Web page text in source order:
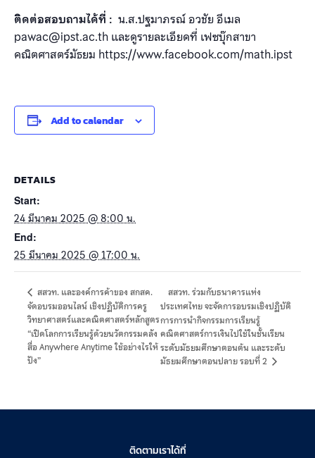
ติดต่อสอบถามได้ที่ : น.ส.ปฐมาภรณ์ อวชัย อีเมล
pawac@ipst.ac.th และดูรายละเอียดที่ เฟซบุ๊กสาขา
คณิตศาสตร์มัธยม https://www.facebook.com/math.ipst
Add to calendar
DETAILS
Start:
24 มีนาคม 2025 @ 8:00 น.
End:
25 มีนาคม 2025 @ 17:00 น.
สสวท. และองค์การค้าของ สกสค.
จัดอบรมออนไลน์ เชิงปฏิบัติการครู
วิทยาศาสตร์และคณิตศาสตร์หลักสูตร
“เปิดโลกการเรียนรู้ด้วยนวัตกรรมคลัง
สื่อ Anywhere Anytime ใช้อย่างไรให้
ปัง”
สสวท. ร่วมกับธนาคารแห่ง
ประเทศไทย จะจัดการอบรมเชิงปฏิบัติ
การการนำกิจกรรมการเรียนรู้
คณิตศาสตร์การเงินไปใช้ในชั้นเรียน
ระดับมัธยมศึกษาตอนต้น และระดับ
มัธยมศึกษาตอนปลาย รอบที่ 2
ติดตามเราได้ที่